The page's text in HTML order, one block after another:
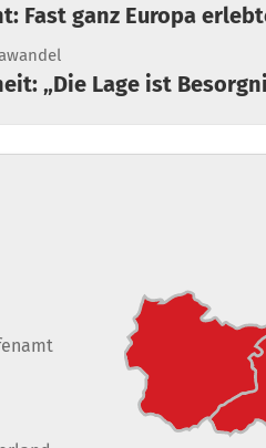
Fast ganz Europa
„Die Lage ist